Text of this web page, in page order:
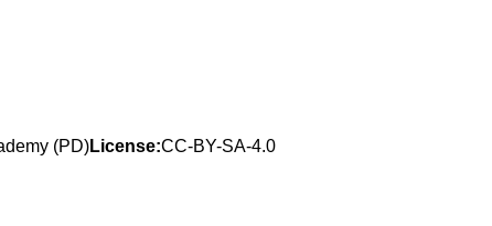
(PD)License:CC-BY-SA-4.0